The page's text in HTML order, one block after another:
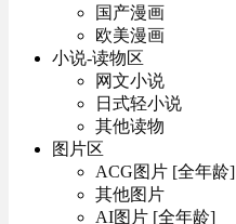
国产漫画
欧美漫画
小说-读物区
网文小说
日式轻小说
其他读物
图片区
ACG图片 [全年龄]
其他图片
AI图片 [全年龄]